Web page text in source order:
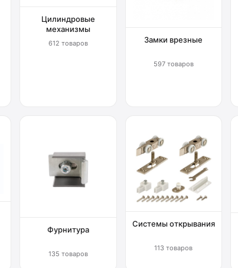
Цилиндровые
механизмы
612 товаров Замки врезные
597 товаров
Фурнитура
135 товаров
Системы открывания
113 товаров